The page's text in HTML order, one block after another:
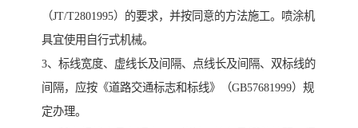
（JT/T2801995）的要求，并按同意的方法施工。喷涂机
具宜使用自行式机械。
3、标线宽度、虚线长及间隔、点线长及间隔、双标线的
间隔，应按《道路交通标志和标线》（GB57681999）规
定办理。